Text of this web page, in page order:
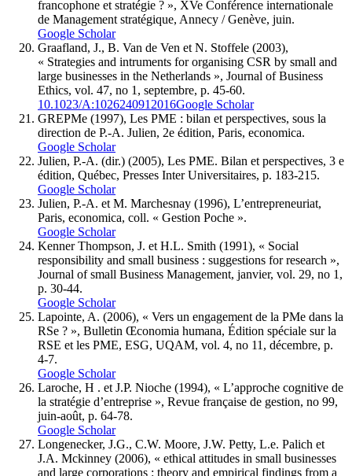
francophone et stratégie ? », XVe Conférence internationale
de Management stratégique, Annecy / Genève, juin.
Google Scholar
Graafland, J., B. Van de Ven et N. Stoffele (2003),
« Strategies and intruments for organising CSR by small and
large businesses in the Netherlands », Journal of Business
Ethics, vol. 47, no 1, septembre, p. 45-60.
10.1023/A:1026240912016Google Scholar
GREPMe (1997), Les PME : bilan et perspectives, sous la
direction de P.-A. Julien, 2e édition, Paris, economica.
Google Scholar
Julien, P.-A. (dir.) (2005), Les PME. Bilan et perspectives, 3 e
édition, Québec, Presses Inter Universitaires, p. 183-215.
Google Scholar
Julien, P.-A. et M. Marchesnay (1996), L’entrepreneuriat,
Paris, economica, coll. « Gestion Poche ».
Google Scholar
Kenner Thompson, J. et H.L. Smith (1991), « Social
responsibility and small business : suggestions for research »,
Journal of small Business Management, janvier, vol. 29, no 1,
p. 30-44.
Google Scholar
Lapointe, A. (2006), « Vers un engagement de la PMe dans la
RSe ? », Bulletin Œconomia humana, Édition spéciale sur la
RSE et les PME, ESG, UQAM, vol. 4, no 11, décembre, p.
4-7.
Google Scholar
Laroche, H . et J.P. Nioche (1994), « L’approche cognitive de
la stratégie d’entreprise », Revue française de gestion, no 99,
juin-août, p. 64-78.
Google Scholar
Longenecker, J.G., C.W. Moore, J.W. Petty, L.e. Palich et
J.A. Mckinney (2006), « ethical attitudes in small businesses
and large corporations : theory and empirical findings from a